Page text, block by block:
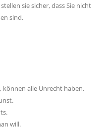
sie sicher, dass Sie nicht
sind.
können alle Unrecht haben.
will.